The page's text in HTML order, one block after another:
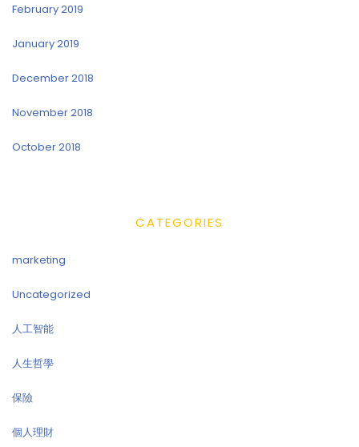
February 2019
January 2019
December 2018
November 2018
October 2018
CATEGORIES
marketing
Uncategorized
人工智能
人生哲學
保險
個人理財